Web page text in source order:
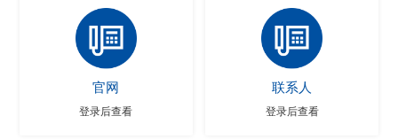
官网
登录后查看
联系人
登录后查看